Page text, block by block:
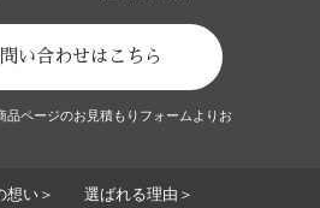
想い＞ 選ばれる理由＞
い合わせはこちら
品ページのお見積もりフォームよりお